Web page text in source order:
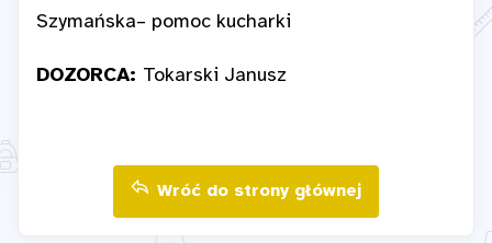
Szymańska– pomoc kucharki
DOZORCA: Tokarski Janusz
Wróć do strony głównej